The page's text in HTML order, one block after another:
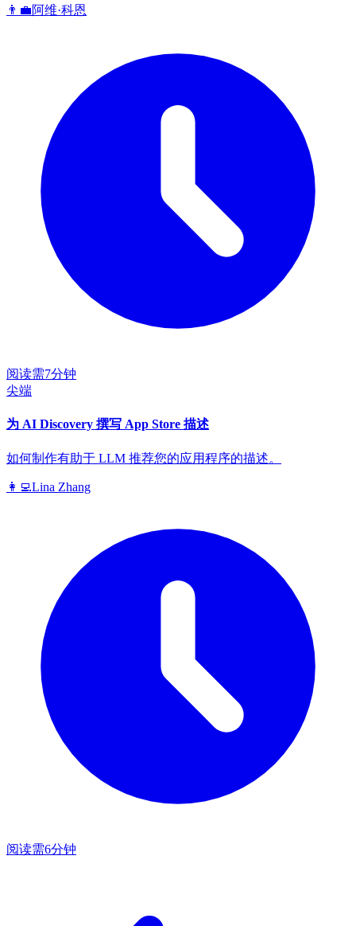
👨‍💼阿维·科恩
阅读需7分钟
尖端
为 AI Discovery 撰写 App Store 描述
如何制作有助于 LLM 推荐您的应用程序的描述。
👩‍💻Lina Zhang
阅读需6分钟